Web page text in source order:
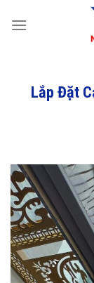
qua
Lắp Đặt